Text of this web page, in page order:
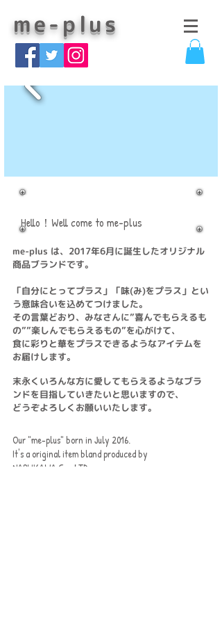
me-plus
​こんにちは！me-plusへようこそ
Hello！Well come to me-plus
me-plus は、2017年6月に誕生したオリジナル
商品ブランドです。
「自分にとってプラス」「味(み)をプラス」とい
う意味合いを込めてつけました。
その言葉どおり、みなさんに”喜んでもらえるも
の””楽しんでもらえるもの”を心がけて、
食に彩りと華をプラスできるようなアイテムを
お届けします。
末永くいろんな方に愛してもらえるようなブラ
ンドを目指していきたいと思いますので、
どうぞよろしくお願いいたします。
Our "me-plus" born in July 2016.
It's a original item bland produced by
NARUKAWA Co,. LTD.